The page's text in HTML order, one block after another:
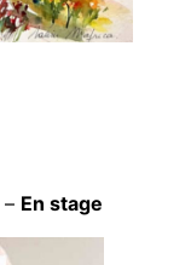
– En stage